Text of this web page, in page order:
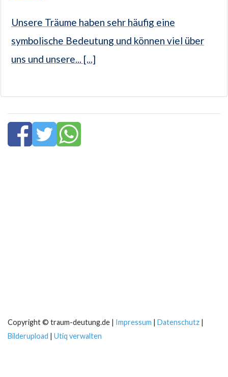
Unsere Träume haben sehr häufig eine
symbolische Bedeutung und können viel über
uns und unsere... [...]
Copyright © traum-deutung.de | Impressum | Datenschutz |
Bilderupload | Utiq verwalten